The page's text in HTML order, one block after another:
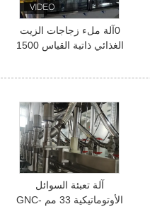
0آلة ملء زجاجات الزيت
الغذائي ذاتية القياس 1500
آلة تعبئة السوائل
الأوتوماتيكية 33 مم GNC-